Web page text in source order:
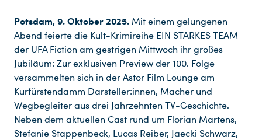
Potsdam, 9. Oktober 2025. Mit einem gelungenen
Abend feierte die Kult-Krimireihe EIN STARKES TEAM
der UFA Fiction am gestrigen Mittwoch ihr großes
Jubiläum: Zur exklusiven Preview der 100. Folge
versammelten sich in der Astor Film Lounge am
Kurfürstendamm Darsteller:innen, Macher und
Wegbegleiter aus drei Jahrzehnten TV-Geschichte.
Neben dem aktuellen Cast rund um Florian Martens,
Stefanie Stappenbeck, Lucas Reiber, Jaecki Schwarz,